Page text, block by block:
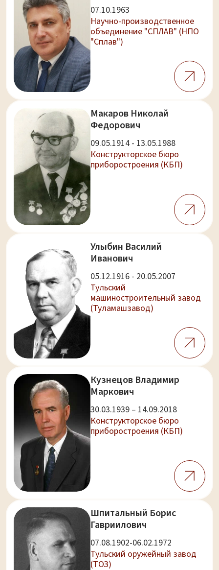
07.10.1963
Научно-производственное
объединение "СПЛАВ" (НПО
"Сплав")
Макаров Николай
Федорович
09.05.1914 - 13.05.1988
Конструкторское бюро
приборостроения (КБП)
Улыбин Василий
Иванович
05.12.1916 - 20.05.2007
Тульский
машиностроительный завод
(Туламашзавод)
Кузнецов Владимир
Маркович
30.03.1939 – 14.09.2018
Конструкторское бюро
приборостроения (КБП)
Шпитальный Борис
Гавриилович
07.08.1902-06.02.1972
Тульский оружейный завод
(ТОЗ)